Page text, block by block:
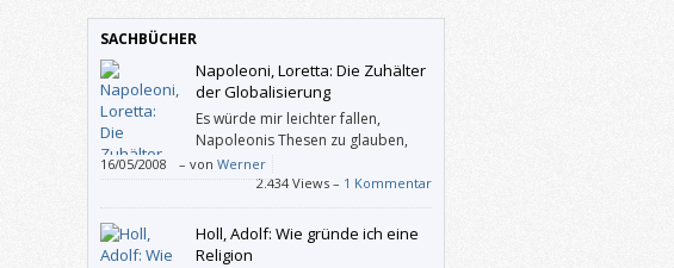
SACHBÜCHER
Napoleoni, Loretta: Die Zuhälter
der Globalisierung
Es würde mir leichter fallen,
Napoleonis Thesen zu glauben,
wenn das Buch nicht aus einer
Aneinanderreihung von Behauptungen bestehen
würde, die mit (angeblichen) Fakten untermauert
werden.
16/05/2008 – von Werner
2.434 Views – 1 Kommentar
Holl, Adolf: Wie gründe ich eine
Religion